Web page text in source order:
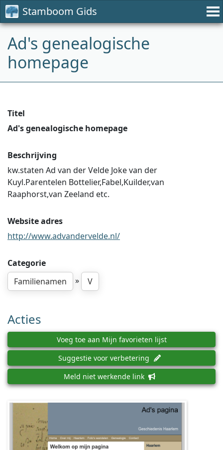
Stamboom Gids
Ad's genealogische
homepage
Titel
Ad's genealogische homepage
Beschrijving
kw.staten Ad van der Velde Joke van der
Kuyl.Parentelen Bottelier,Fabel,Kuilder,van
Raaphorst,van Zeeland etc.
Website adres
http://www.advandervelde.nl/
Categorie
Familienamen
» V
Acties
Voeg toe aan Mijn favorieten lijst
Suggestie voor verbetering
Meld niet werkende link